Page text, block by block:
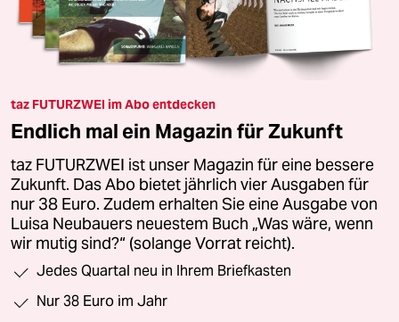
taz FUTURZWEI im Abo entdecken
Endlich mal ein Magazin für Zukunft
taz FUTURZWEI ist unser Magazin für eine bessere
Zukunft. Das Abo bietet jährlich vier Ausgaben für
nur 38 Euro. Zudem erhalten Sie eine Ausgabe von
Luisa Neubauers neuestem Buch „Was wäre, wenn
wir mutig sind?“ (solange Vorrat reicht).
Jedes Quartal neu in Ihrem Briefkasten
Nur 38 Euro im Jahr